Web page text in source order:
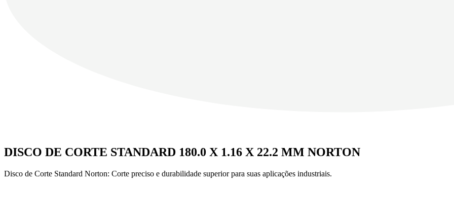
DISCO DE CORTE STANDARD 180.0 X 1.16 X 22.2 MM NORTON
Disco de Corte Standard Norton: Corte preciso e durabilidade superior para suas aplicações industriais.